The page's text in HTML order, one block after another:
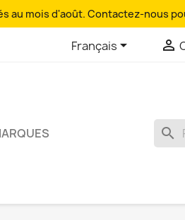
au mois d'août. Contactez-nous
Français 
search